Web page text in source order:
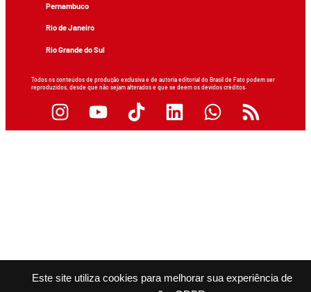
Este site utiliza cookies para melhorar sua experiência de
Pernambuco
Rio de Janeiro
Rio Grande do Sul
Todos os conteúdos de produção exclusiva e de autoria editorial do Brasil de Fato podem ser
reproduzidos, desde que não sejam alterados e que se deem os devidos créditos.